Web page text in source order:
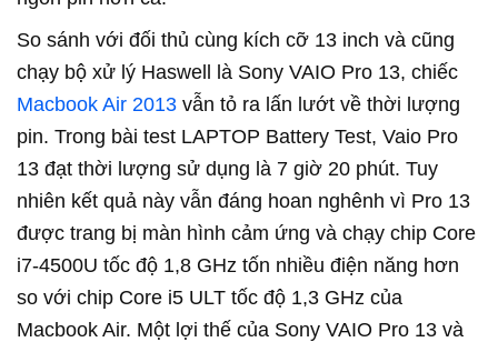
So sánh với đối thủ cùng kích cỡ 13 inch và cũng
chạy bộ xử lý Haswell là Sony VAIO Pro 13, chiếc
Macbook Air 2013 vẫn tỏ ra lấn lướt về thời lượng
pin. Trong bài test LAPTOP Battery Test, Vaio Pro
13 đạt thời lượng sử dụng là 7 giờ 20 phút. Tuy
nhiên kết quả này vẫn đáng hoan nghênh vì Pro 13
được trang bị màn hình cảm ứng và chạy chip Core
i7-4500U tốc độ 1,8 GHz tốn nhiều điện năng hơn
so với chip Core i5 ULT tốc độ 1,3 GHz của
Macbook Air. Một lợi thế của Sony VAIO Pro 13 và